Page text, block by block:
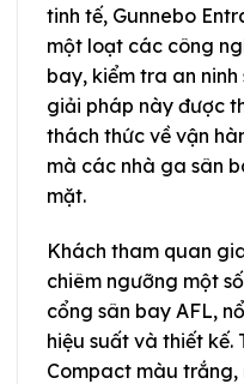
tinh tế, Gunnebo
một loạt các công
bay, kiểm tra an
giải pháp này được
thách thức về vận
mà các nhà ga sân
mặt.
Khách tham quan
chiêm ngưỡng một
cổng sân bay AFL,
hiệu suất và thiết kế.
Compact màu